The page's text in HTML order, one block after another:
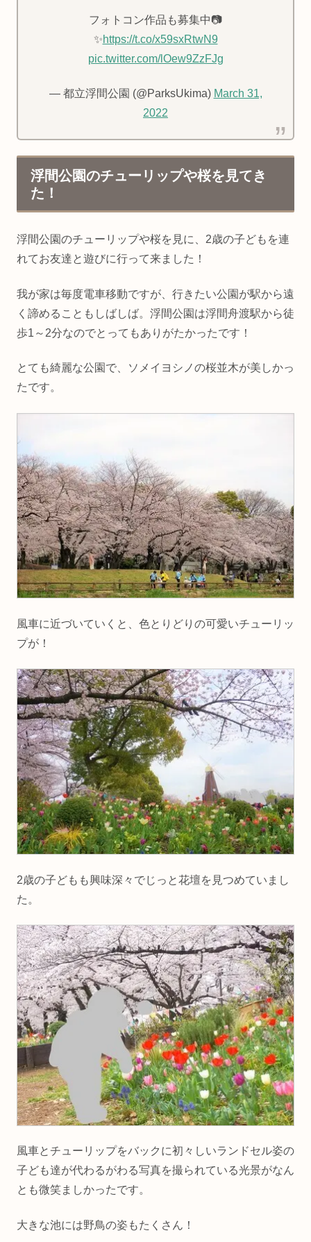
フォトコン作品も募集中📷
✨https://t.co/x59sxRtwN9
pic.twitter.com/lOew9ZzFJg
— 都立浮間公園 (@ParksUkima) March 31,
2022
浮間公園のチューリップや桜を見てき
た！
浮間公園のチューリップや桜を見に、2歳の子どもを連
れてお友達と遊びに行って来ました！
我が家は毎度電車移動ですが、行きたい公園が駅から遠
く諦めることもしばしば。浮間公園は浮間舟渡駅から徒
歩1～2分なのでとってもありがたかったです！
とても綺麗な公園で、ソメイヨシノの桜並木が美しかっ
たです。
風車に近づいていくと、色とりどりの可愛いチューリッ
プが！
2歳の子どもも興味深々でじっと花壇を見つめていまし
た。
風車とチューリップをバックに初々しいランドセル姿の
子ども達が代わるがわる写真を撮られている光景がなん
とも微笑ましかったです。
大きな池には野鳥の姿もたくさん！